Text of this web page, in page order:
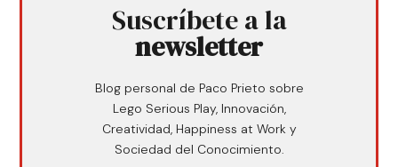
Suscríbete a la
newsletter
Blog personal de Paco Prieto sobre
Lego Serious Play, Innovación,
Creatividad, Happiness at Work y
Sociedad del Conocimiento.